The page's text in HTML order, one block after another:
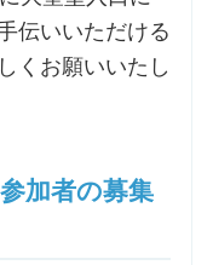
伝いいただける
くお願いいたし
加者の募集